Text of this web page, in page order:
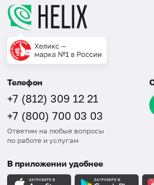
Телефон
+7 (812) 309 12 21
+7 (800) 700 03 03
Ответим на любые вопросы
по работе и услугам
В приложении удобнее